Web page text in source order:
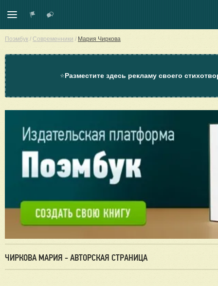
Поэмбук / Современники / Мария Чиркова
⭐Разместите здесь рекламу своего
ЧИРКОВА МАРИЯ - АВТОРСКАЯ СТРАНИЦА